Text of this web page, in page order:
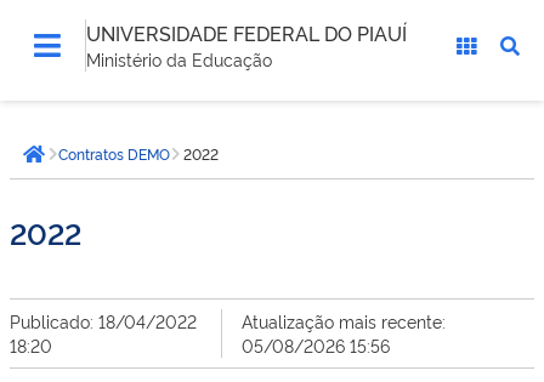
UNIVERSIDADE FEDERAL DO PIAUÍ
Ministério da Educação
está
aqui:Página inicial
Contratos DEMO 2022
2022
Publicado: 18/04/2022
18:20
Atualização mais recente:
05/08/2026 15:56